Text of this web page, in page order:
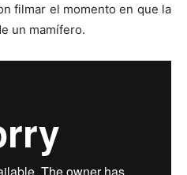
filmar el momento en que la
un mamífero.